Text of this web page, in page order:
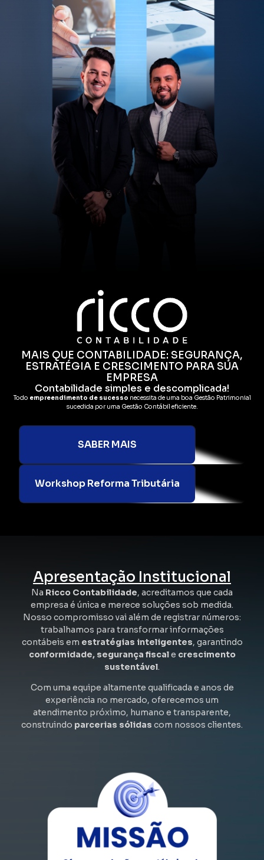
MAIS QUE CONTABILIDADE: SEGURANÇA,
ESTRATÉGIA E CRESCIMENTO PARA SUA
EMPRESA
Contabilidade simples e descomplicada!
Todo empreendimento de sucesso necessita de uma boa Gestão Patrimonial
sucedida por uma Gestão Contábil eficiente.
SABER MAIS
Workshop Reforma Tributária
Apresentação Institucional
Na Ricco Contabilidade, acreditamos que cada
empresa é única e merece soluções sob medida.
Nosso compromisso vai além de registrar números:
trabalhamos para transformar informações
contábeis em estratégias inteligentes, garantindo
conformidade, segurança fiscale crescimento
sustentável.
Com uma equipe altamente qualificada e anos de
experiência no mercado, oferecemos um
atendimento próximo, humano e transparente,
construindo parcerias sólidas com nossos clientes.